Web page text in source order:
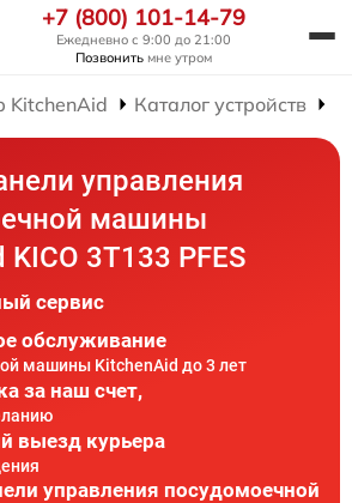
+7 (800) 101-14-79
Ежедневно с 9:00 до 21:00
Позвонить мне утром
KitchenAid Каталог устройств
управления
машины
3T133 PFES
сервис
обслуживание
машины KitchenAid до 3 лет
за наш счет,
выезд курьера
управления посудомоечной